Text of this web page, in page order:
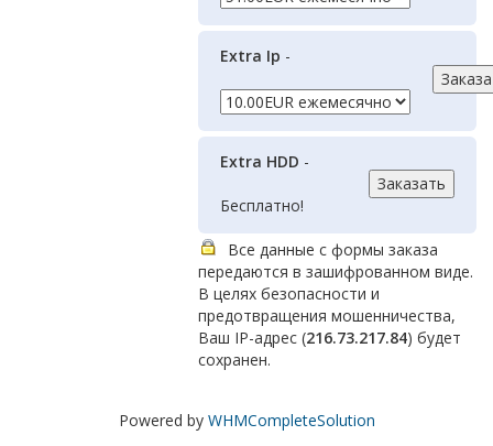
Extra Ip -
Extra HDD -
Бесплатно!
Все данные с формы заказа
передаются в зашифрованном виде.
В целях безопасности и
предотвращения мошенничества,
Ваш IP-адрес (216.73.217.84) будет
сохранен.
Powered by WHMCompleteSolution